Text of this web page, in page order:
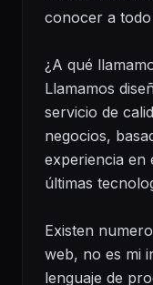
conocer a
¿A qué
Llamamos
servicio de
negocios,
experiencia en
últimas
Existen
web, no es mi
lenguaje de